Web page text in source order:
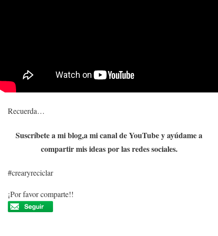
Recuerda…
Suscríbetea mi blog,a mi canal de YouTube y ayúdame a
compartirmis ideas por las redes sociales.
#crearyreciclar
¡Por favor comparte!!